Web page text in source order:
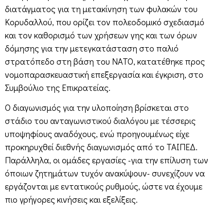
διατάγματος για τη μετακίνηση των φυλακών του
Κορυδαλλού, που ορίζει τον πολεοδομικό σχεδιασμό
και τον καθορισμό των χρήσεων γης και των όρων
δόμησης για την μετεγκατάσταση στο παλιό
στρατόπεδο στη βάση του ΝΑΤΟ, κατατέθηκε προς
νομοπαρασκευαστική επεξεργασία και έγκριση, στο
Συμβούλιο της Επικρατείας.
Ο διαγωνισμός για την υλοποίηση βρίσκεται στο
στάδιο του ανταγωνιστικού διαλόγου με τέσσερις
υποψηφίους αναδόχους, ενώ προηγουμένως είχε
προκηρυχθεί διεθνής διαγωνισμός από το ΤΑΙΠΕΔ.
Παράλληλα, οι ομάδες εργασίες -για την επίλυση των
όποιων ζητημάτων τυχόν ανακύψουν- συνεχίζουν να
εργάζονται με εντατικούς ρυθμούς, ώστε να έχουμε
πιο γρήγορες κινήσεις και εξελίξεις.